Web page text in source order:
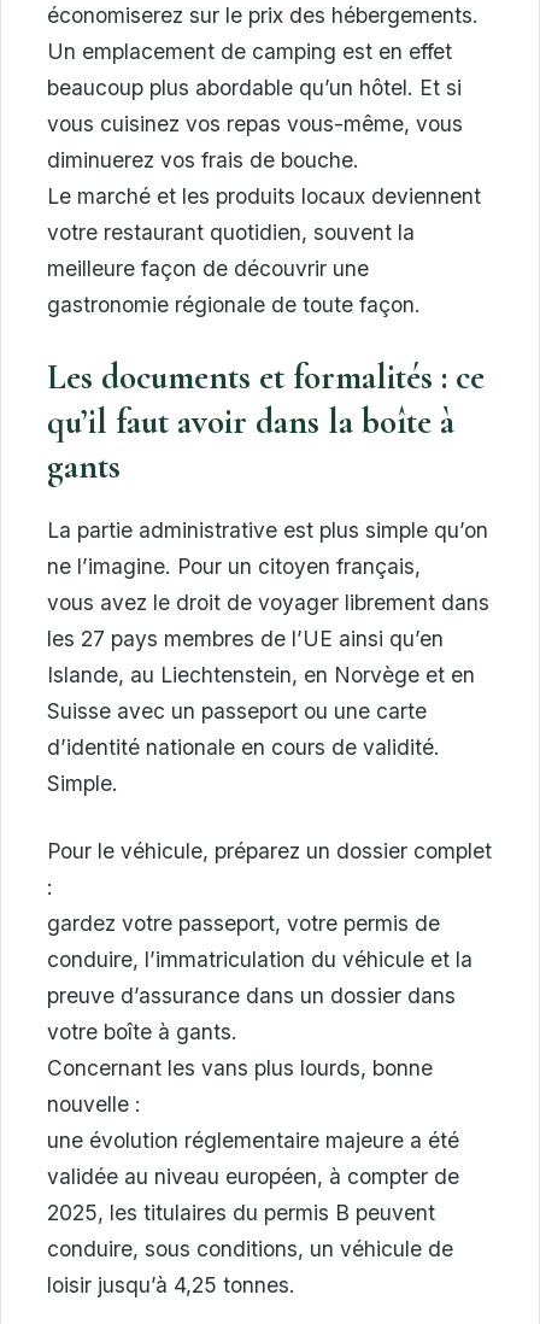
économiserez sur le prix des hébergements.
Un emplacement de camping est en effet
beaucoup plus abordable qu’un hôtel. Et si
vous cuisinez vos repas vous-même, vous
diminuerez vos frais de bouche.
Le marché et les produits locaux deviennent
votre restaurant quotidien, souvent la
meilleure façon de découvrir une
gastronomie régionale de toute façon.
Les documents et formalités : ce
qu’il faut avoir dans la boîte à
gants
La partie administrative est plus simple qu’on
ne l’imagine. Pour un citoyen français,
vous avez le droit de voyager librement dans
les 27 pays membres de l’UE ainsi qu’en
Islande, au Liechtenstein, en Norvège et en
Suisse avec un passeport ou une carte
d’identité nationale en cours de validité.
Simple.
Pour le véhicule, préparez un dossier complet
:
gardez votre passeport, votre permis de
conduire, l’immatriculation du véhicule et la
preuve d’assurance dans un dossier dans
votre boîte à gants.
Concernant les vans plus lourds, bonne
nouvelle :
une évolution réglementaire majeure a été
validée au niveau européen, à compter de
2025, les titulaires du permis B peuvent
conduire, sous conditions, un véhicule de
loisir jusqu’à 4,25 tonnes.